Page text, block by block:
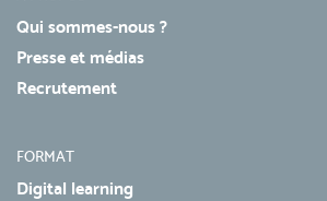
Qui sommes-nous ?
Presse et médias
Recrutement
FORMAT
Digital learning